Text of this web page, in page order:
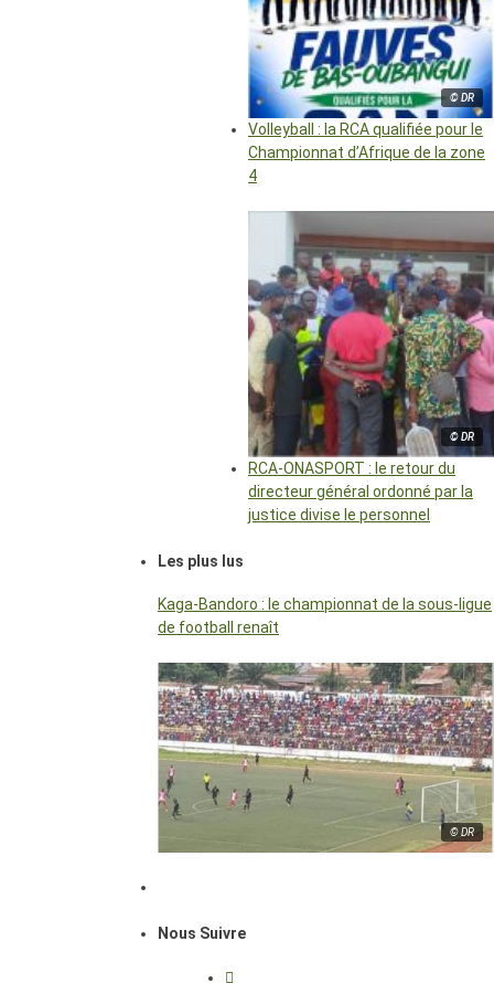
© DR
Volleyball : la RCA qualifiée pour le
Championnat d’Afrique de la zone
4
© DR
RCA-ONASPORT : le retour du
directeur général ordonné par la
justice divise le personnel
Les plus lus
Kaga-Bandoro : le championnat de la sous-ligue
de football renaît
© DR
Nous Suivre